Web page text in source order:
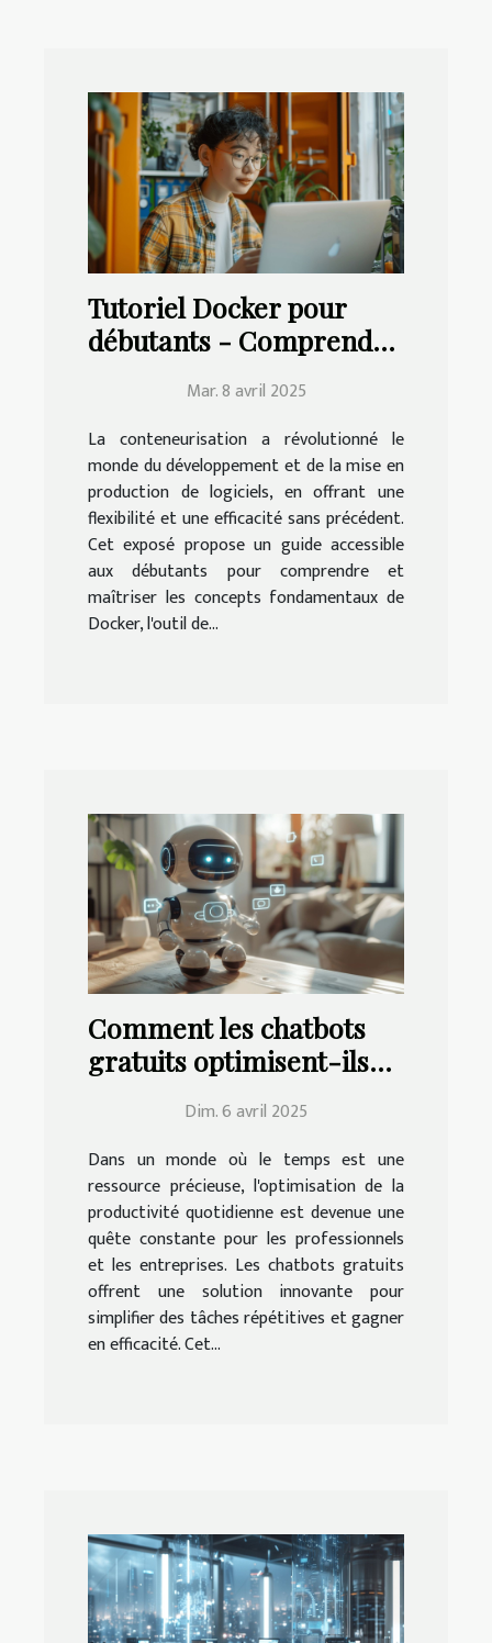
Tutoriel Docker pour
débutants - Comprendre
conteneurisation
Mar. 8 avril 2025
La conteneurisation a révolutionné le
monde du développement et de la mise en
production de logiciels, en offrant une
flexibilité et une efficacité sans précédent.
Cet exposé propose un guide accessible
aux débutants pour comprendre et
maîtriser les concepts fondamentaux de
Docker, l'outil de...
Comment les chatbots
gratuits optimisent-ils
quotidienne ?
Dim. 6 avril 2025
Dans un monde où le temps est une
ressource précieuse, l'optimisation de la
productivité quotidienne est devenue une
quête constante pour les professionnels
et les entreprises. Les chatbots gratuits
offrent une solution innovante pour
simplifier des tâches répétitives et gagner
en efficacité. Cet...